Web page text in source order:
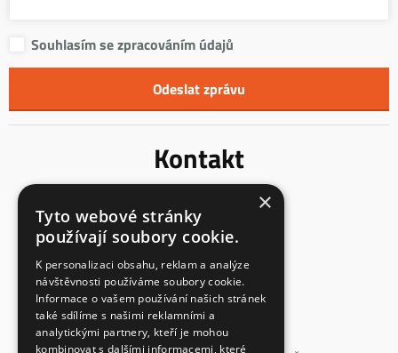
Souhlasím se zpracováním údajů
Kontakt
Mladoňovice 65
675 32, okres Třebíč
Česká Republika
IČ: 23855991
DIČ: CZ23855991
spisová značka: C 147862
×
Tyto webové stránky
používají soubory cookie.
K personalizaci obsahu, reklam a analýze
návštěvnosti používáme soubory cookie.
Informace o vašem používání našich stránek
také sdílíme s našimi reklamními a
analytickými partnery, kteří je mohou
kombinovat s dalšími informacemi, které